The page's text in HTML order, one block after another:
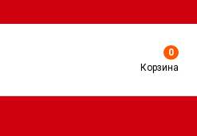
0
Корзина